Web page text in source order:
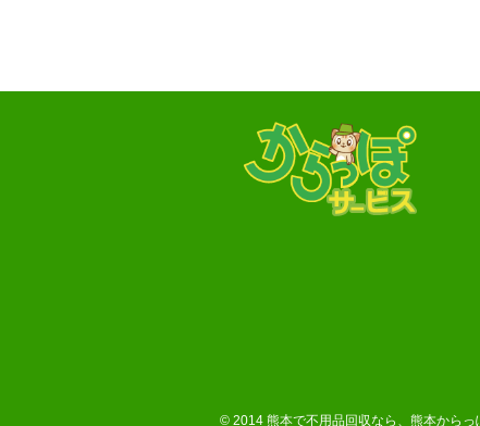
© 2014 熊本で不用品回収なら、熊本からっ